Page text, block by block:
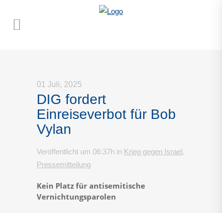
01 Juli, 2025
DIG fordert
Einreiseverbot für Bob
Vylan
Veröffentlicht um 06:37h in Krieg gegen Israel,
Pressemitteilung
Kein Platz für antisemitische
Vernichtungsparolen